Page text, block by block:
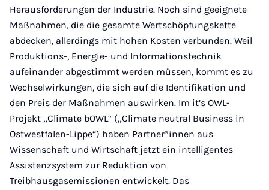
Herausforderungen der Industrie. Noch sind geeignete
Maßnahmen, die die gesamte Wertschöpfungskette
abdecken, allerdings mit hohen Kosten verbunden. Weil
Produktions-, Energie- und Informationstechnik
aufeinander abgestimmt werden müssen, kommt es zu
Wechselwirkungen, die sich auf die Identifikation und
den Preis der Maßnahmen auswirken. Im it’s OWL-
Projekt „Climate bOWL“ („Climate neutral Business in
Ostwestfalen-Lippe“) haben Partner*innen aus
Wissenschaft und Wirtschaft jetzt ein intelligentes
Assistenzsystem zur Reduktion von
Treibhausgasemissionen entwickelt. Das